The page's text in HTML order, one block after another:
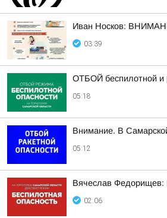
Иван Носков:
03:39
ОТБОЙ беспилотной и
05:18
Внимание. В
05:12
Вячеслав
02:06